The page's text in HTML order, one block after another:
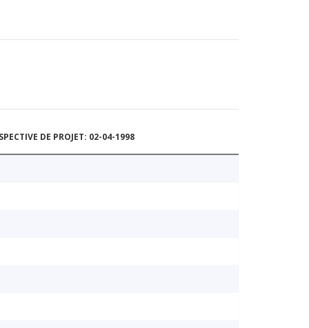
DE PROJET: 02-04-1998